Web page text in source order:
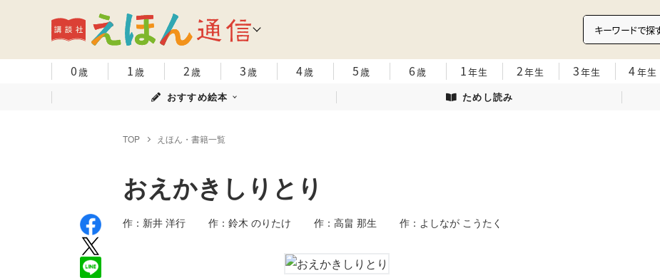
0歳 1歳 2歳 3歳 4歳 5歳 6歳 1年生 2年生 3年生 4年生
おすすめ絵本
ためし読み
TOP えほん・書籍一覧
おえかきしりとり
作：新井 洋行 作：鈴木 のりたけ 作：高畠 那生 作：よしなが こうたく